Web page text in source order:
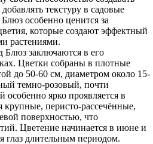
текстуру в садовые
особенно ценится за
которые создают эффектный
растениями.
Блюз заключаются в его
Цветки собраны в плотные
до 50-60 см, диаметром около 15-
темно-розовый, почти
ярко проявляется в
крупные, перисто-рассечённые,
поверхностью, что
Цветение начинается в июне и
глаз длительным периодом.